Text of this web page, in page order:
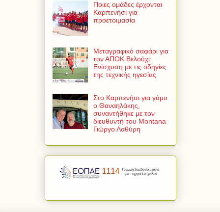
Ποιες ομάδες έρχονται
Καρπενήσι για
προετοιμασία
Μεταγραφικό σαφάρι για
τον ΑΠΟΚ Βελούχι:
Ενίσχυση με τις οδηγίες
της τεχνικής ηγεσίας
Στο Καρπενήσι για γάμο
ο Θαναηλάκης,
συναντήθηκε με τον
διευθυντή του Montana
Γιώργο Λαθύρη